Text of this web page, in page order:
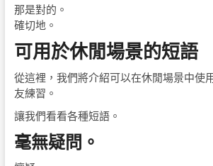
那是對的。
確切地。
可用於休閒場景的短語
從這裡，我們將介紹可以在休閒場景中使
友練習。
讓我們看看各種短語。
毫無疑問。